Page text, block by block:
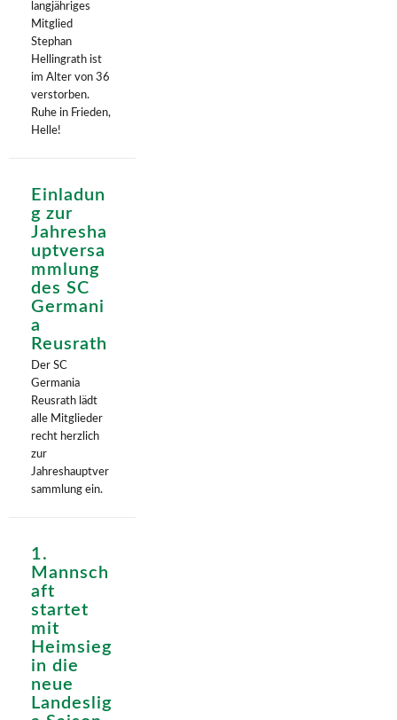
langjähriges
Mitglied
Stephan
Hellingrath ist
im Alter von 36
verstorben.
Ruhe in Frieden,
Helle!
Einladun
g zur
Jahresha
uptversa
mmlung
des SC
Germani
a
Reusrath
Der SC
Germania
Reusrath lädt
alle Mitglieder
recht herzlich
zur
Jahreshauptver
sammlung ein.
1.
Mannsch
aft
startet
mit
Heimsieg
in die
neue
Landeslig